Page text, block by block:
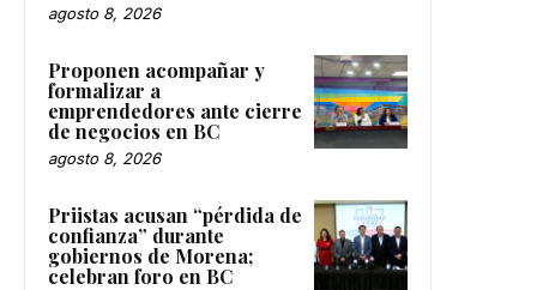
agosto 8, 2026
Proponen acompañar y
formalizar a
emprendedores ante cierre
de negocios en BC
agosto 8, 2026
Priistas acusan “pérdida de
confianza” durante
gobiernos de Morena;
celebran foro en BC